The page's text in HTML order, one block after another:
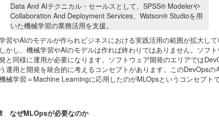
Data And AIテクニカル・セールスとして、 SPSS® Modelerや
Collaboration And Deployment Services、 Watson® Studioを用
いた機械学習の業務活用を支援。
習やAIのモデルが作られビジネスにおける実践活用の範囲が拡大し
かし、機械学習やAIのモデルは作れば終わりではありません。ソフ
と同様に運用が必要になります。ソフトウェア開発のエリアでは
運用と開発を統合的に考えるコンセプトがあります。このDevOpsの
械学習＝ Machine Learningに応用したのがMLOpsというコンセプト
なぜMLOpsが必要なのか